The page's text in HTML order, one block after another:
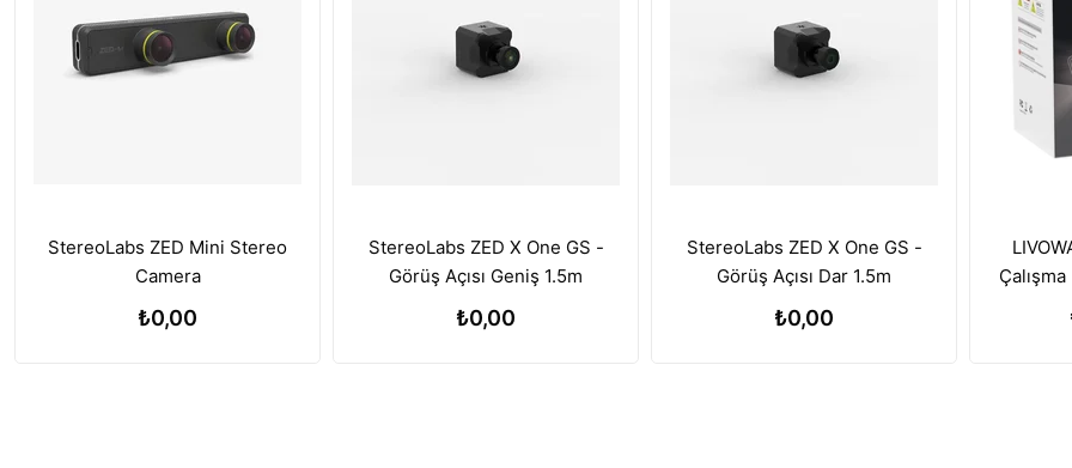
StereoLabs ZED Mini Stereo
Camera
₺0,00
StereoLabs ZED X One GS -
Görüş Açısı Geniş 1.5m
₺0,00
StereoLabs ZED X One GS -
Görüş Açısı Dar 1.5m
₺0,00